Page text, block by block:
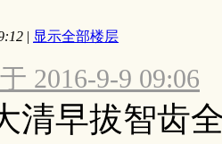
| 显示全部楼层
2016-9-9 09:06
清早拔智齿